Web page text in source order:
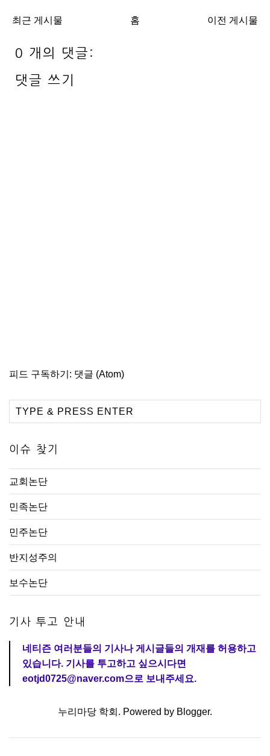
최근 게시물 이전 게시물
홈
0 개의 댓글:
댓글 쓰기
피드 구독하기: 댓글 (Atom)
이슈 찾기
교회논단
민족논단
민주논단
반지성주의
보수논단
기사 투고 안내
네티즌 여러분들의 기사나 게시글들의 개재를 허용하고
있습니다. 기사를 투고하고 싶으시다면
eotjd0725@naver.com으로 보내주세요.
누리마당 학회. Powered by Blogger.